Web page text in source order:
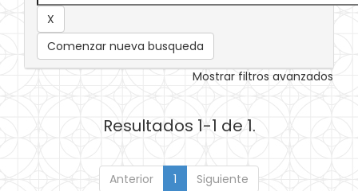
Comenzar nueva busqueda
Mostrar filtros avanzados
Resultados 1-1 de 1.
Anterior 1 Siguiente